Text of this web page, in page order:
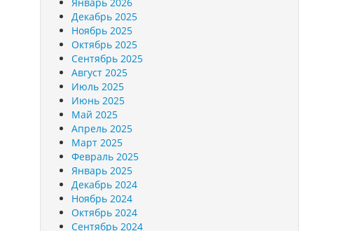
Декабрь 2025
Ноябрь 2025
Октябрь 2025
Сентябрь 2025
Август 2025
Июль 2025
Июнь 2025
Май 2025
Апрель 2025
Март 2025
Февраль 2025
Январь 2025
Декабрь 2024
Ноябрь 2024
Октябрь 2024
Сентябрь 2024